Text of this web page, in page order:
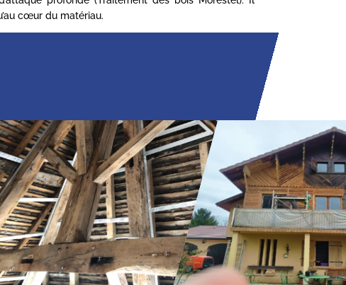
cœur du matériau.